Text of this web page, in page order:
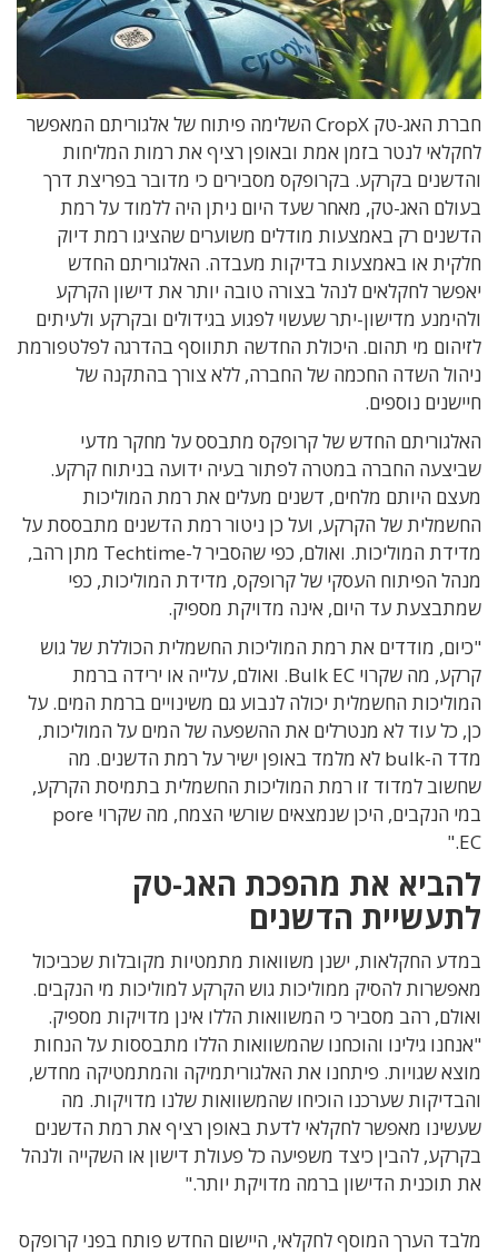
חברת האג-טק CropX השלימה פיתוח של אלגוריתם המאפשר
לחקלאי לנטר בזמן אמת ובאופן רציף את רמות המליחות
והדשנים בקרקע. בקרופקס מסבירים כי מדובר בפריצת דרך
בעולם האג-טק, מאחר שעד היום ניתן היה ללמוד על רמת
הדשנים רק באמצעות מודלים משוערים שהציגו רמת דיוק
חלקית או באמצעות בדיקות מעבדה. האלגוריתם החדש
יאפשר לחקלאים לנהל בצורה טובה יותר את דישון הקרקע
ולהימנע מדישון-יתר שעשוי לפגוע בגידולים ובקרקע ולעיתים
לזיהום מי תהום. היכולת החדשה תתווסף בהדרגה לפלטפורמת
ניהול השדה החכמה של החברה, ללא צורך בהתקנה של
חיישנים נוספים.
האלגוריתם החדש של קרופקס מתבסס על מחקר מדעי
שביצעה החברה במטרה לפתור בעיה ידועה בניתוח קרקע.
מעצם היותם מלחים, דשנים מעלים את רמת המוליכות
החשמלית של הקרקע, ועל כן ניטור רמת הדשנים מתבססת על
מדידת המוליכות. ואולם, כפי שהסביר ל-Techtime מתן רהב,
מנהל הפיתוח העסקי של קרופקס, מדידת המוליכות, כפי
שמתבצעת עד היום, אינה מדויקת מספיק.
"כיום, מודדים את רמת המוליכות החשמלית הכוללת של גוש
קרקע, מה שקרוי Bulk EC. ואולם, עלייה או ירידה ברמת
המוליכות החשמלית יכולה לנבוע גם משינויים ברמת המים. על
כן, כל עוד לא מנטרלים את ההשפעה של המים על המוליכות,
מדד ה-bulk לא מלמד באופן ישיר על רמת הדשנים. מה
שחשוב למדוד זו רמת המוליכות החשמלית בתמיסת הקרקע,
במי הנקבים, היכן שנמצאים שורשי הצמח, מה שקרוי pore
EC."
להביא את מהפכת האג-טק
לתעשיית הדשנים
במדע החקלאות, ישנן משוואות מתמטיות מקובלות שכביכול
מאפשרות להסיק ממוליכות גוש הקרקע למוליכות מי הנקבים.
ואולם, רהב מסביר כי המשוואות הללו אינן מדויקות מספיק.
"אנחנו גילינו והוכחנו שהמשוואות הללו מתבססות על הנחות
מוצא שגויות. פיתחנו את האלגוריתמיקה והמתמטיקה מחדש,
והבדיקות שערכנו הוכיחו שהמשוואות שלנו מדויקות. מה
שעשינו מאפשר לחקלאי לדעת באופן רציף את רמת הדשנים
בקרקע, להבין כיצד משפיעה כל פעולת דישון או השקייה ולנהל
את תוכנית הדישון ברמה מדויקת יותר."
מלבד הערך המוסף לחקלאי, היישום החדש פותח בפני קרופקס